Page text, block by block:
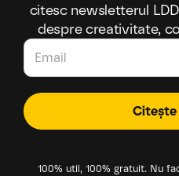
citesc newsletterul
despre creativitate,
100% util, 100% gratuit. Nu